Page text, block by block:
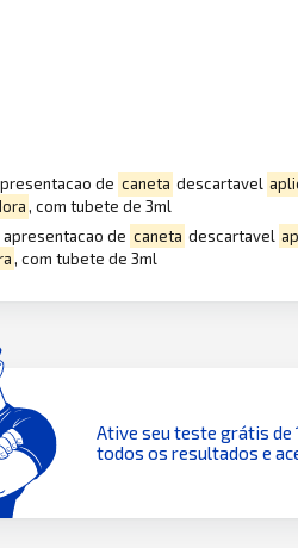
de caneta descartavel
, com tubete de 3ml
apresentacao de caneta descartavel
, com tubete de 3ml
Ative seu teste grátis de
todos os resultados e